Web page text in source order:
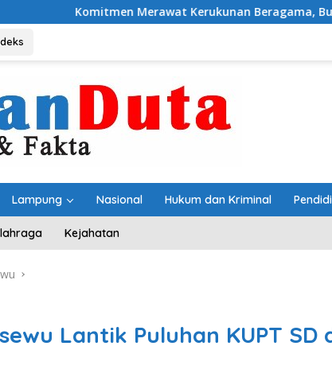
Merawat Kerukunan Beragama, Bupati Radityo Egi
Lampung Nasional Hukum dan Kriminal
Kejahatan
Lantik Puluhan KUPT SD